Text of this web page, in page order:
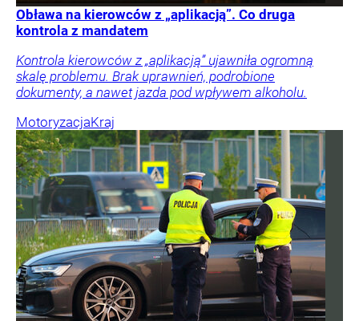
Obława na kierowców z „aplikacją”. Co druga
kontrola z mandatem
Kontrola kierowców z „aplikacją” ujawniła ogromną
skalę problemu. Brak uprawnień, podrobione
dokumenty, a nawet jazda pod wpływem alkoholu.
MotoryzacjaKraj